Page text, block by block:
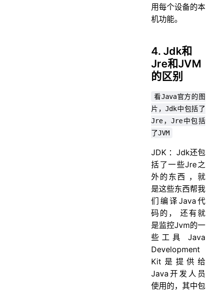
用每个设备的本
机功能。
4. Jdk和
Jre和JVM
的区别
看Java官方的图
片，Jdk中包括了
Jre，Jre中包括
了JVM
JDK ：Jdk还包
括了一些Jre之
外的东西 ，就
是这些东西帮我
们编译Java代
码的， 还有就
是监控Jvm的一
些工具 Java
Development
Kit是提供给
Java开发人员
使用的，其中包